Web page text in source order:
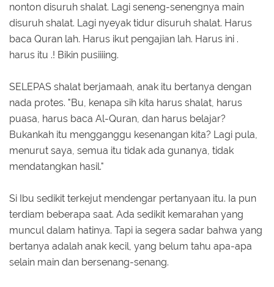
nonton disuruh shalat. Lagi seneng-senengnya main
disuruh shalat. Lagi nyeyak tidur disuruh shalat. Harus
baca Quran lah. Harus ikut pengajian lah. Harus ini .
harus itu .! Bikin pusiiiing.
SELEPAS shalat berjamaah, anak itu bertanya dengan
nada protes. "Bu, kenapa sih kita harus shalat, harus
puasa, harus baca Al-Quran, dan harus belajar?
Bukankah itu mengganggu kesenangan kita? Lagi pula,
menurut saya, semua itu tidak ada gunanya, tidak
mendatangkan hasil."
Si Ibu sedikit terkejut mendengar pertanyaan itu. Ia pun
terdiam beberapa saat. Ada sedikit kemarahan yang
muncul dalam hatinya. Tapi ia segera sadar bahwa yang
bertanya adalah anak kecil, yang belum tahu apa-apa
selain main dan bersenang-senang.